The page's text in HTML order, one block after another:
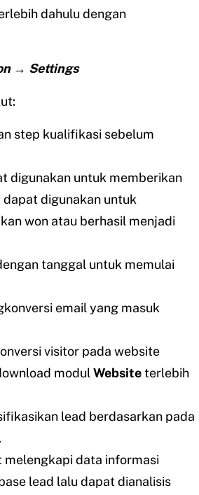
dahulu dengan
→ Settings
step kualifikasi sebelum
digunakan untuk memberikan
dapat digunakan untuk
won atau berhasil menjadi
tanggal untuk memulai
email yang masuk
visitor pada website
modul Websiteterlebih
lead berdasarkan pada
melengkapi data informasi
lead lalu dapat dianalisis